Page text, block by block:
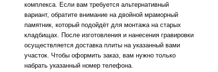
комплекса. Если вам требуется альтернативный
вариант, обратите внимание на двойной мраморный
памятник, который подойдёт для монтажа на старых
кладбищах. После изготовления и нанесения гравировки
осуществляется доставка плиты на указанный вами
участок. Чтобы оформить заказ, вам нужно только
набрать указанный номер телефона.